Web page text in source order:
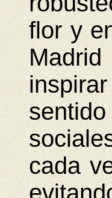
flor y
cada